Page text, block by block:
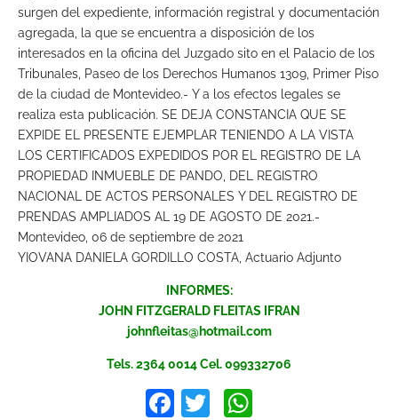
surgen del expediente, información registral y documentación
agregada, la que se encuentra a disposición de los
interesados en la oficina del Juzgado sito en el Palacio de los
Tribunales, Paseo de los Derechos Humanos 1309, Primer Piso
de la ciudad de Montevideo.- Y a los efectos legales se
realiza esta publicación. SE DEJA CONSTANCIA QUE SE
EXPIDE EL PRESENTE EJEMPLAR TENIENDO A LA VISTA
LOS CERTIFICADOS EXPEDIDOS POR EL REGISTRO DE LA
PROPIEDAD INMUEBLE DE PANDO, DEL REGISTRO
NACIONAL DE ACTOS PERSONALES Y DEL REGISTRO DE
PRENDAS AMPLIADOS AL 19 DE AGOSTO DE 2021.-
Montevideo, 06 de septiembre de 2021
YIOVANA DANIELA GORDILLO COSTA, Actuario Adjunto
INFORMES:
JOHN FITZGERALD FLEITAS IFRAN
johnfleitas@hotmail.com
Tels. 2364 0014 Cel. 099332706
Facebook
Twitter